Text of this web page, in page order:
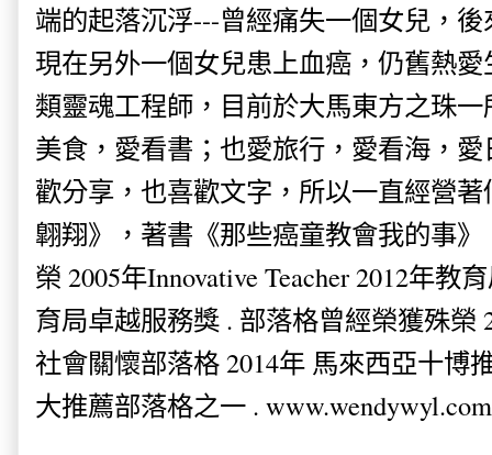
端的起落沉浮---曾經痛失一個女兒，
現在另外一個女兒患上血癌，仍舊熱
類靈魂工程師，目前於大馬東方之珠
美食，愛看書；也愛旅行，愛看海，
歡分享，也喜歡文字，所以一直經營
翺翔》，著書《那些癌童教會我的事
榮 2005年Innovative Teacher 2012年教
育局卓越服務獎 . 部落格曾經榮獲殊榮
社會關懷部落格 2014年 馬來西亞十博
大推薦部落格之一 . www.wendywyl.com